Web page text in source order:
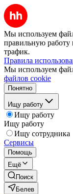
Мы используем
правильную работу
трафик.
Правила
Мы используем
файлов cookie
Понятно
Ищу работу
Ищу работу
Ищу работу
Ищу сотрудника
Сервисы
Помощь
Ещё
Поиск
Белев